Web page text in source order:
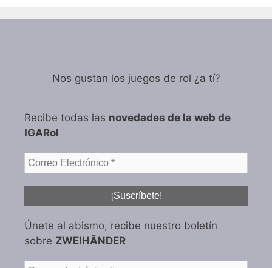
Nos gustan los juegos de rol ¿a tí?
Recibe todas las novedades de la web de
IGARol
Únete al abismo, recibe nuestro boletín
sobre ZWEIHÄNDER